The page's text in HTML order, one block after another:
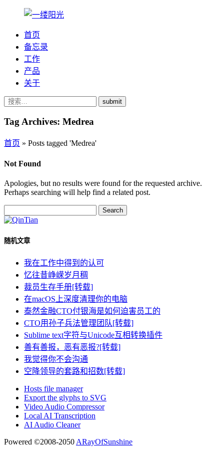
首页
备忘录
工作
产品
关于
submit
Tag Archives: Medrea
首页 » Posts tagged 'Medrea'
Not Found
Apologies, but no results were found for the requested archive.
Perhaps searching will help find a related post.
for:
随机文章
我在工作中得到的认可
忆往昔峥嵘岁月稠
裁员生存手册[转载]
在macOS上深度清理你的电脑
泰然金融CTO付银海是如何迫害员工的
CTO用孙子兵法管理团队[转载]
Sublime text字符与Unicode互相转换插件
善有善报，恶有恶报?[转载]
我觉得你不会沟通
空降领导的套路和招数[转载]
Hosts file manager
Export the glyphs to SVG
Video Audio Compressor
Local AI Transcription
AI Audio Cleaner
Powered ©2008-2050 ARayOfSunshine